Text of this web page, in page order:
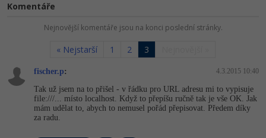
UML a návrhové vzory
Spring
ASP.NET MVC
HTML / CSS
MySQL/MariaDB
MS-SQL
Tester
Systémový administrátor
Grafik / UX/UI návrhář
Swift -80%
Kotlin
C -80%
Komentáře
Nejnovější komentáře jsou na konci poslední stránky.
« Nejstarší 1 2 3
fischer.p: 4.3.2015 10:40
Tak už jsem na to přišel - v řádku pro URL adresu mi to vypisuje
file:///... místo localhost. Když to přepíšu ručně tak je vše OK. Jak
mám udělat to, abych to nemusel pořád přepisovat. Předem díky
za radu.